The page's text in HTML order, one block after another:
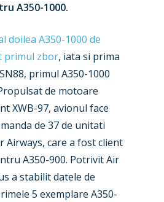
A350-1000.
doilea A350-1000 de
primul zbor, iata si prima
primul A350-1000
de motoare
XWB-97, avionul face
de 37 de unitati
Airways, care a fost client
A350-900. Potrivit Air
a stabilit datele de
5 exemplare A350-